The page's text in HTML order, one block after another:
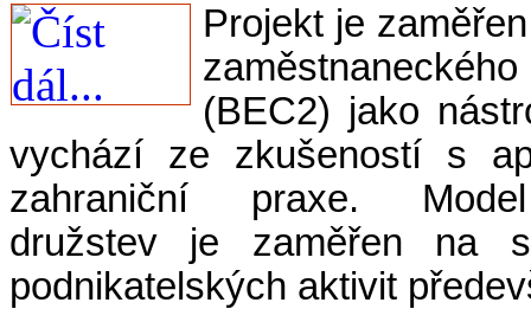
Projekt je
(BEC2) jako
vychází ze zkušeností s
zahraniční praxe. Model
družstev je zaměřen na
podnikatelských aktivit